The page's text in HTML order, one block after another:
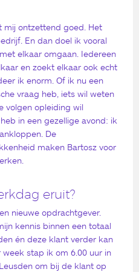
mij ontzettend goed. Het
En dan doel ik vooral
elkaar omgaan. Iedereen
en zoekt elkaar ook echt
ik enorm. Of ik nu een
vraag heb, iets wil weten
volgen opleiding wil
in een gezellige avond: ik
De
maken Bartosz voor
eruit?
nieuwe opdrachtgever.
kennis binnen een totaal
én deze klant verder kan
stap ik om 6.00 uur in
om bij de klant op